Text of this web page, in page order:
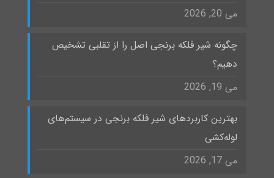
می 20, 2026
چگونه شیر فلکه برنجی اصل را از تقلبی تشخیص
دهیم؟
می 19, 2026
بهترین کاربردهای شیر فلکه برنجی در سیستم‌های
لوله‌کشی
می 17, 2026